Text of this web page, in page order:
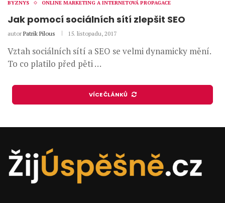
BYZNYS ONLINE MARKETING A INTERNETOVÁ PROPAGACE
Jak pomocí sociálních sítí zlepšit SEO
autor Patrik Pilous 15. listopadu, 2017
Vztah sociálních sítí a SEO se velmi dynamicky mění.
To co platilo před pěti …
VÍCE ČLÁNKŮ